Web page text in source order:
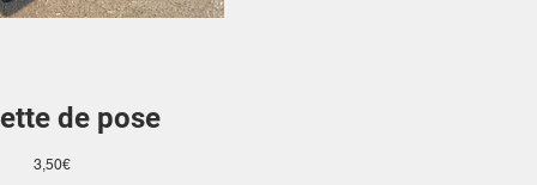
de pose
3,50€Precio